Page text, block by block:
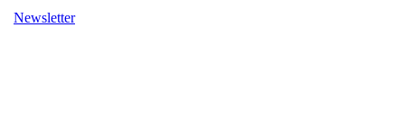
Newsletter